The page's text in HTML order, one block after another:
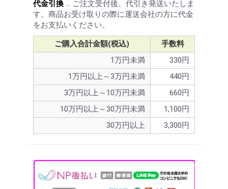
代金引換 … ご注文受付後、代引き発送いたしま
す。商品お受け取りの際に運送会社の方に代金
をお支払いください。
ご購入合計金額(税込)
手数料
1万円未満
330円
1万円以上～3万円未満
440円
3万円以上～10万円未満
660円
10万円以上～30万円未満
1,100円
30万円以上
3,300円